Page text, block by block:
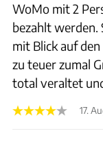
WoMo mit 2
bezahlt werden.
mit Blick auf
zu teuer zumal
total veraltet
17.